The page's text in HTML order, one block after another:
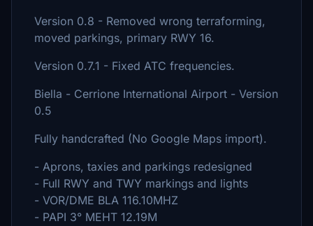
Version 0.8 - Removed wrong terraforming,
moved parkings, primary RWY 16.
Version 0.7.1 - Fixed ATC frequencies.
Biella - Cerrione International Airport - Version
0.5
Fully handcrafted (No Google Maps import).
- Aprons, taxies and parkings redesigned
- Full RWY and TWY markings and lights
- VOR/DME BLA 116.10MHZ
- PAPI 3° MEHT 12.19M